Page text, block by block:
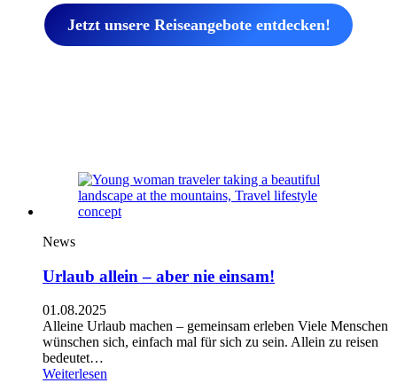
Jetzt unsere Reiseangebote entdecken!
News
Urlaub allein – aber nie einsam!
01.08.2025
Alleine Urlaub machen – gemeinsam erleben Viele Menschen
wünschen sich, einfach mal für sich zu sein. Allein zu reisen
bedeutet…
Weiterlesen